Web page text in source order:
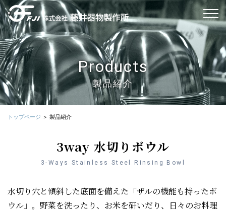
Products
製品紹介
トップページ 製品紹介
3way 水切りボウル
3-Ways Stainless Steel Rinsing Bowl
水切り穴と傾斜した底面を備えた「ザルの機能も持ったボ
ウル」。野菜を洗ったり、お米を研いだり、日々のお料理